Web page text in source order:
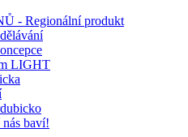
- Regionální produkt
LIGHT
baví!